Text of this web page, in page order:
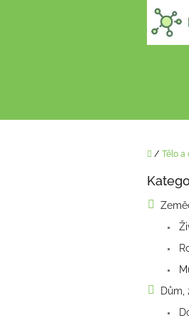
Domů
/ Tělo a
Přeskočit
Dům,